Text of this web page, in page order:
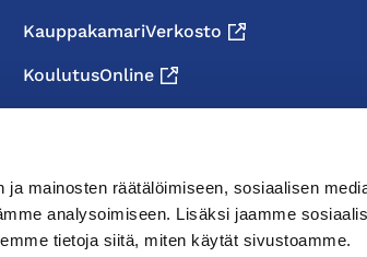
mainosten räätälöimiseen, sosiaalisen
analysoimiseen. Lisäksi jaamme
tietoja siitä, miten käytät sivustoamme.
KauppakamariVerkosto
KoulutusOnline